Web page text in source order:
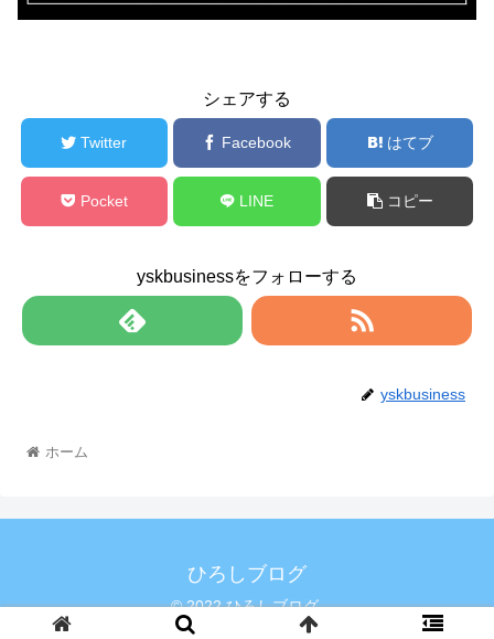
シェアする
Twitter Facebook はてブ
Pocket LINE コピー
yskbusinessをフォローする
yskbusiness
ホーム
ひろしブログ
© 2022 ひろしブログ.